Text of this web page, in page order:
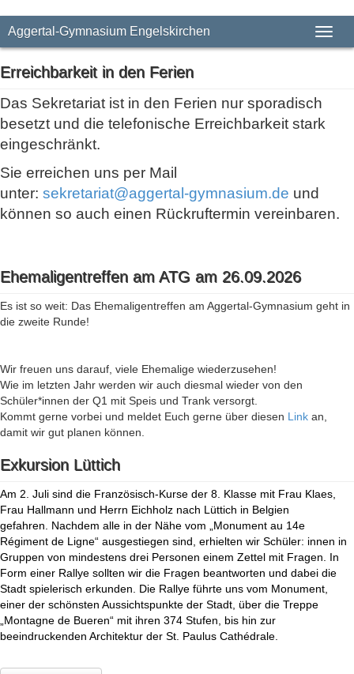
Aggertal-Gymnasium Engelskirchen
Erreichbarkeit in den Ferien
Das Sekretariat ist in den Ferien nur sporadisch
besetzt und die telefonische Erreichbarkeit stark
eingeschränkt.
Sie erreichen uns per Mail
unter: sekretariat@aggertal-gymnasium.de und
können so auch einen Rückruftermin vereinbaren.
Ehemaligentreffen am ATG am 26.09.2026
Es ist so weit: Das Ehemaligentreffen am Aggertal-Gymnasium geht in
die zweite Runde!
Wir freuen uns darauf, viele Ehemalige wiederzusehen!
Wie im letzten Jahr werden wir auch diesmal wieder von den
Schüler*innen der Q1 mit Speis und Trank versorgt.
Kommt gerne vorbei und meldet Euch gerne über diesen Link an,
damit wir gut planen können.
Exkursion Lüttich
Am 2. Juli sind die Französisch-Kurse der 8. Klasse mit Frau Klaes,
Frau Hallmann und Herrn Eichholz nach Lüttich in Belgien
gefahren. Nachdem alle in der Nähe vom „Monument au 14e
Régiment de Ligne“ ausgestiegen sind, erhielten wir Schüler: innen in
Gruppen von mindestens drei Personen einem Zettel mit Fragen. In
Form einer Rallye sollten wir die Fragen beantworten und dabei die
Stadt spielerisch erkunden. Die Rallye führte uns vom Monument,
einer der schönsten Aussichtspunkte der Stadt, über die Treppe
„Montagne de Bueren“ mit ihren 374 Stufen, bis hin zur
beeindruckenden Architektur der St. Paulus Cathédrale.